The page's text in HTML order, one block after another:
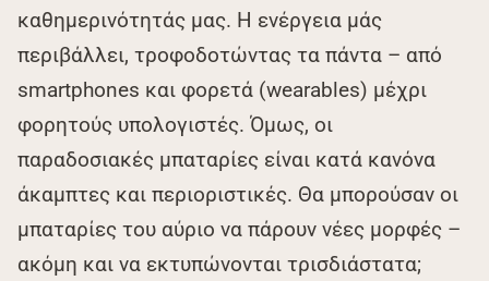
καθημερινότητάς μας. Η ενέργεια μάς
περιβάλλει, τροφοδοτώντας τα πάντα – από
smartphones και φορετά (wearables) μέχρι
φορητούς υπολογιστές. Όμως, οι
παραδοσιακές μπαταρίες είναι κατά κανόνα
άκαμπτες και περιοριστικές. Θα μπορούσαν οι
μπαταρίες του αύριο να πάρουν νέες μορφές –
ακόμη και να εκτυπώνονται τρισδιάστατα;